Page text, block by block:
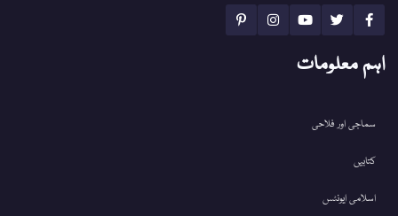
اہم معلومات
سماجی اور فلاحی
کتابیں
اسلامی ایونٹس